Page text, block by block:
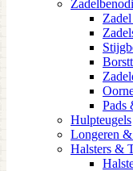
Pads
Hulpteugels
Longeren
Halsters &